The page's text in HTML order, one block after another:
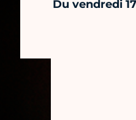
Du vendredi